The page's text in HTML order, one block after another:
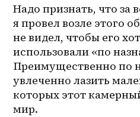
Надо признать, что за
я провел возле этого
не видел, чтобы его
использовали «по
Преимущественно по
увлеченно лазить
которых этот
мир.